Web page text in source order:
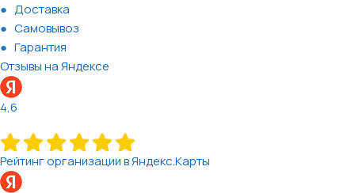
Доставка
Самовывоз
Гарантия
Отзывы на Яндексе
4,6
Рейтинг организации в Яндекс.Карты